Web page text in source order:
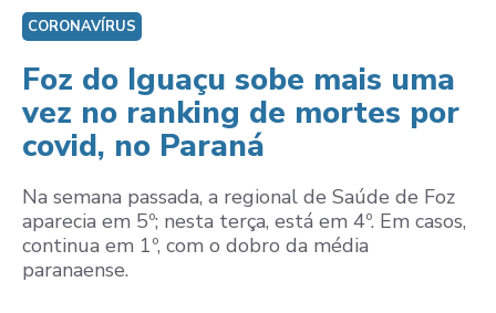
CORONAVÍRUS
Foz do Iguaçu sobe mais uma
vez no ranking de mortes por
covid, no Paraná
Na semana passada, a regional de Saúde de Foz
aparecia em 5º; nesta terça, está em 4º. Em casos,
continua em 1º, com o dobro da média
paranaense.